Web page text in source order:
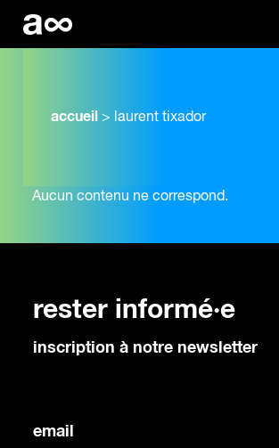
accueil > laurent tixador
Aucun contenu ne correspond.
rester informé·e
inscription à notre newsletter